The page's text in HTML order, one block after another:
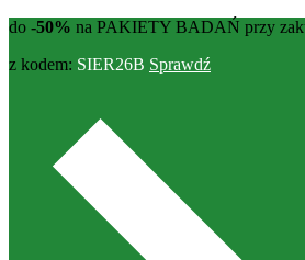
do -50% na PAKIETY BADAŃ przy
z kodem: SIER26B Sprawdź